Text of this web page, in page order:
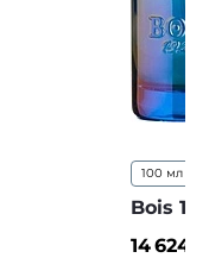
100 мл
Bois
14 624